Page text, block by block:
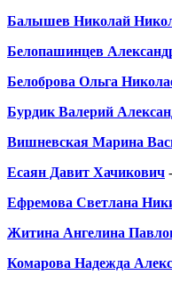
Балышев Николай
Белопашинцев
Белоброва Ольга
Бурдик Валерий
Вишневская Марина
Есаян Давит Хачикович
Ефремова Светлана
Житина Ангелина
Комарова Надежда
профессор
Ефимов,
перенявший
Екатерины
пост
заведующего
кафедрой
(в
период
2000
по